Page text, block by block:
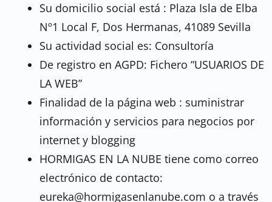
Su domicilio social está : Plaza Isla de Elba
Nº1 Local F, Dos Hermanas, 41089 Sevilla
Su actividad social es: Consultoría
De registro en AGPD: Fichero “USUARIOS DE
LA WEB”
Finalidad de la página web : suministrar
información y servicios para negocios por
internet y blogging
HORMIGAS EN LA NUBE tiene como correo
electrónico de contacto:
eureka@hormigasenlanube.com o a través